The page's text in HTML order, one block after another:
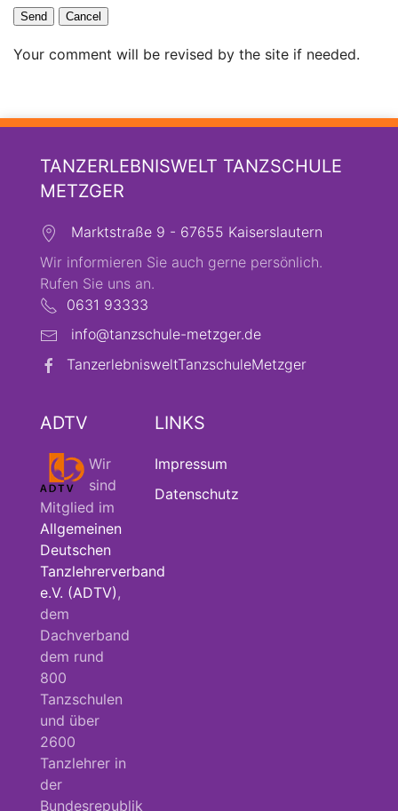
Send Cancel
Your comment will be revised by the site if needed.
TANZERLEBNISWELT TANZSCHULE
METZGER
Marktstraße 9 - 67655 Kaiserslautern
Wir informieren Sie auch gerne persönlich.
Rufen Sie uns an.
0631 93333
info@tanzschule-metzger.de
TanzerlebnisweltTanzschuleMetzger
ADTV
Wir
sind
Mitglied im
Allgemeinen
Deutschen
Tanzlehrerverband
e.V. (ADTV),
dem
Dachverband
dem rund
800
Tanzschulen
und über
2600
Tanzlehrer in
der
Bundesrepublik
LINKS
Impressum
Datenschutz